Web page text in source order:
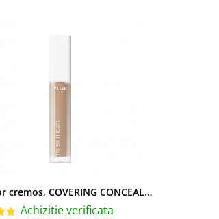
Corector cremos, COVERING CONCEALER MY SKIN ICON, nuanta 02 NATURAL BEIGE - 6,5 ml
Achizitie verificata